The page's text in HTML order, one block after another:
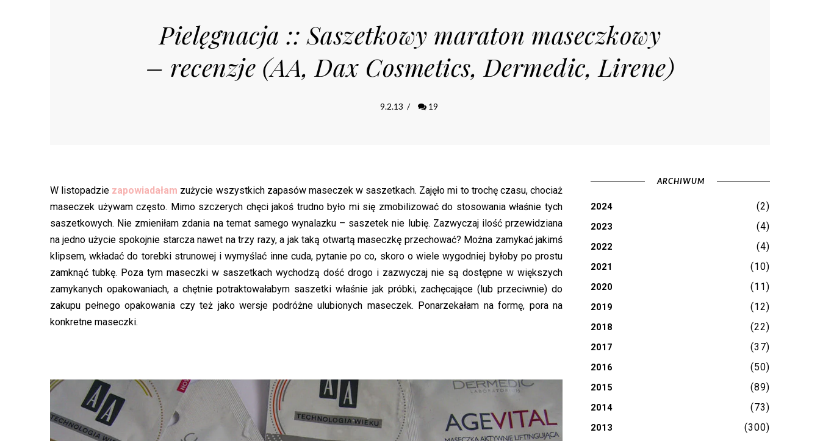
Pielęgnacja :: Saszetkowy maraton maseczkowy
– recenzje (AA, Dax Cosmetics, Dermedic, Lirene)
9.2.13 / 19
W listopadzie zapowiadałam zużycie wszystkich zapasów maseczek w saszetkach. Zajęło mi to trochę czasu, chociaż
maseczek używam często. Mimo szczerych chęci jakoś trudno było mi się zmobilizować do stosowania właśnie tych
saszetkowych. Nie zmieniłam zdania na temat samego wynalazku – saszetek nie lubię. Zazwyczaj ilość przewidziana
na jedno użycie spokojnie starcza nawet na trzy razy, a jak taką otwartą maseczkę przechować? Można zamykać jakimś
klipsem, wkładać do torebki strunowej i wymyślać inne cuda, pytanie po co, skoro o wiele wygodniej byłoby po prostu
zamknąć tubkę. Poza tym maseczki w saszetkach wychodzą dość drogo i zazwyczaj nie są dostępne w większych
zamykanych opakowaniach, a chętnie potraktowałabym saszetki właśnie jak próbki, zachęcające (lub przeciwnie) do
zakupu pełnego opakowania czy też jako wersje podróżne ulubionych maseczek. Ponarzekałam na formę, pora na
konkretne maseczki.
ARCHIWUM
2024 (2)
2023 (4)
2022 (4)
2021 (10)
2020 (11)
2019 (12)
2018 (22)
2017 (37)
2016 (50)
2015 (89)
2014 (73)
2013 (300)